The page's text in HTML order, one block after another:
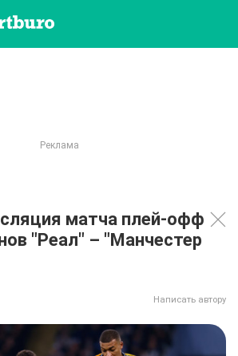
матча плей-офф
"Реал" – "Манчестер
Написать автору